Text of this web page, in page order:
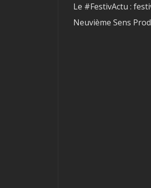
Le #FestivActu :
Neuvième Sens